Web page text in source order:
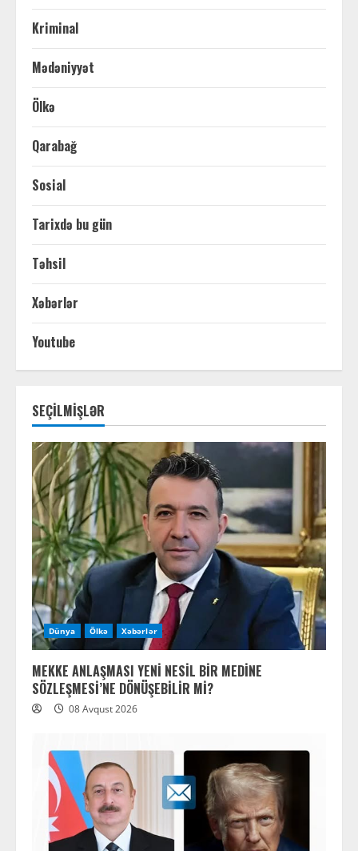
Kriminal
Mədəniyyət
Ölkə
Qarabağ
Sosial
Tarixdə bu gün
Təhsil
Xəbərlər
Youtube
SEÇİLMİŞLƏR
Dünya Ölkə Xəbərlər
MEKKE ANLAŞMASI YENİ NESİL BİR MEDİNE
SÖZLEŞMESİ’NE DÖNÜŞEBİLİR Mİ?
08 Avqust 2026